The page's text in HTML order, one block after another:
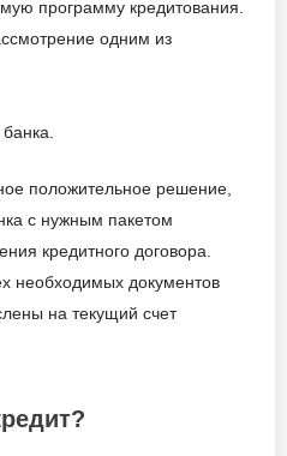
программу кредитования.
одним из
положительное решение,
с нужным пакетом
кредитного договора.
необходимых документов
на текущий счет